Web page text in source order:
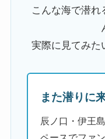
こんな海で潜れ
実際に見てみた
また潜りに
辰ノ口・伊王